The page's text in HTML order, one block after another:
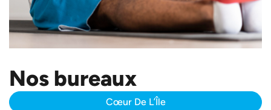
Nos bureaux
Cœur De L’Île